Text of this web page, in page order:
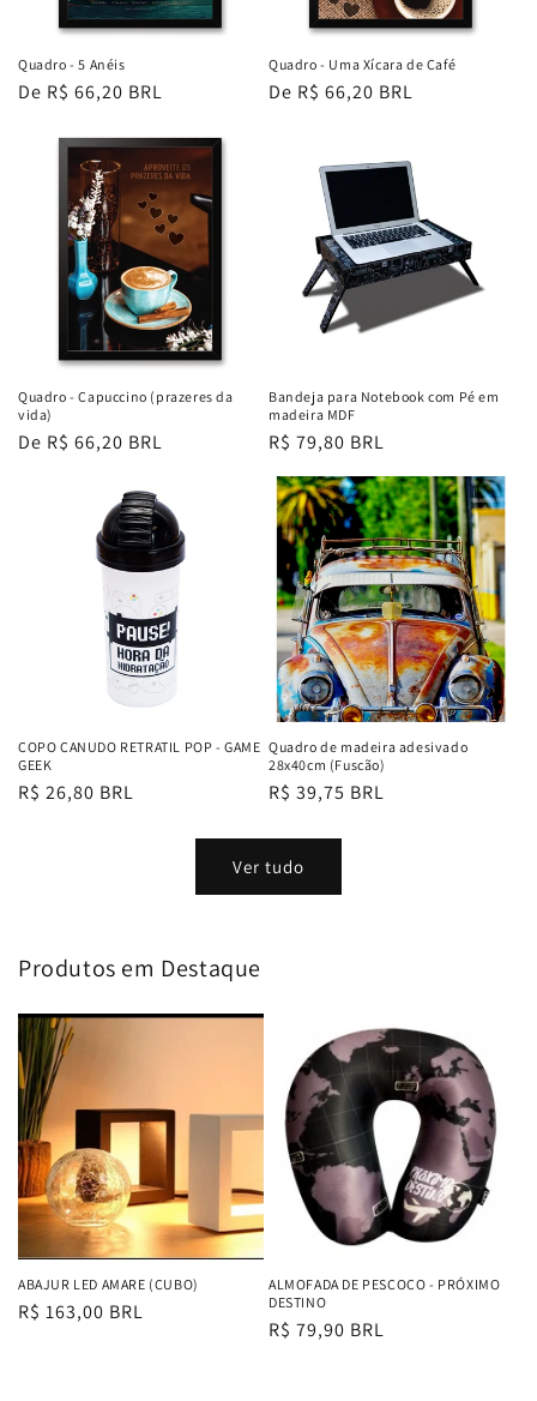
Quadro - 5 Anéis
Preço
De R$ 66,20 BRL
Quadro - Uma Xícara de Café
Preço
De R$ 66,20 BRL
Quadro - Capuccino (prazeres da
vida)
Preço
De R$ 66,20 BRL
Bandeja para Notebook com Pé em
madeira MDF
Preço
R$ 79,80 BRL
COPO CANUDO RETRATIL POP - GAME
GEEK
Preço
R$ 26,80 BRL
Quadro de madeira adesivado
28x40cm (Fuscão)
Preço
R$ 39,75 BRL
Ver tudo
Produtos em Destaque
ABAJUR LED AMARE (CUBO)
Preço
R$ 163,00 BRL
ALMOFADA DE PESCOÇO - PRÓXIMO
DESTINO
Preço
R$ 79,90 BRL